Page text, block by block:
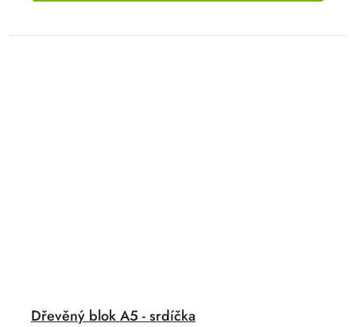
Dřevěný blok A5 - srdíčka